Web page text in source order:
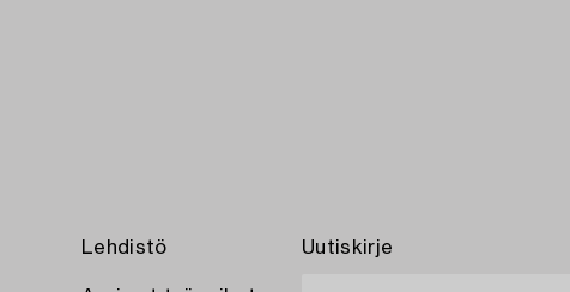
Lehdistö Uutiskirje